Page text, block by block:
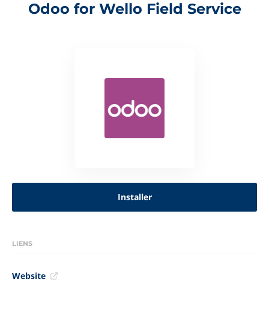
Odoo for Wello Field Service
Installer
LIENS
Website